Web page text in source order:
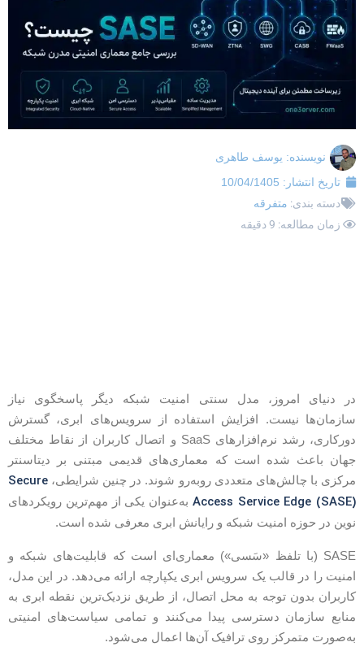
نویسنده:یوسف طاهری
تاریخ انتشار: 10/04/1405
دسته بندی:متفرقه
زمان مطالعه: 9 دقیقه
دنیای امروز، مدل سنتی امنیت شبکه دیگر پاسخگوی نیاز
نیست. افزایش استفاده از سرویس‌های ابری، گسترش
دورکاری، رشد نرم‌افزارهای SaaS و اتصال کاربران از نقاط مختلف
باعث شده است که معماری‌های قدیمی مبتنی بر دیتاسنتر
با چالش‌های متعددی روبه‌رو شوند. در چنین شرایطی، Secure
Access Service Edgeبه‌عنوان یکی از مهم‌ترین رویکردهای
در حوزه امنیت شبکه و رایانش ابری معرفی شده است.
SASE (با تلفظ «سَسی») معماری‌ای است که قابلیت‌های شبکه و
را در قالب یک سرویس ابری یکپارچه ارائه می‌دهد. در این مدل،
بدون توجه به محل اتصال، از طریق نزدیک‌ترین نقطه ابری به
سازمان دسترسی پیدا می‌کنند و تمامی سیاست‌های امنیتی
متمرکز روی ترافیک آن‌ها اعمال می‌شود.